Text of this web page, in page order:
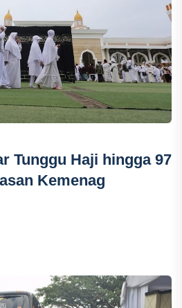
Tunggu Haji hingga 97
Kemenag